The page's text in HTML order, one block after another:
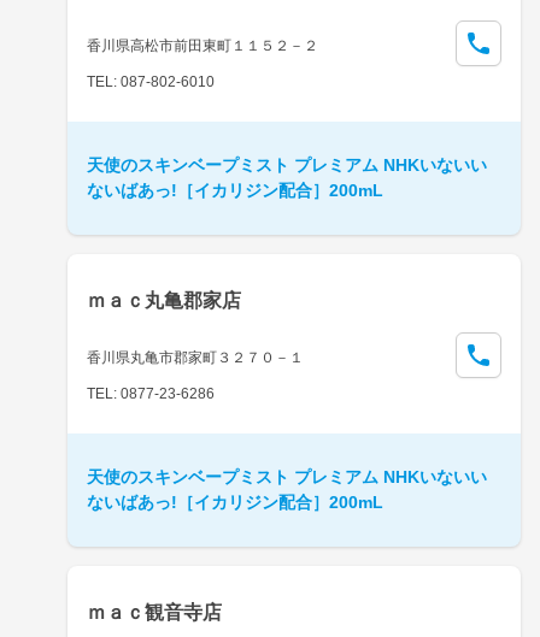
香川県高松市前田東町１１５２－２
TEL: 087-802-6010
天使のスキンベープミスト プレミアム NHKいないい
ないばあっ!［イカリジン配合］200mL
ｍａｃ丸亀郡家店
香川県丸亀市郡家町３２７０－１
TEL: 0877-23-6286
天使のスキンベープミスト プレミアム NHKいないい
ないばあっ!［イカリジン配合］200mL
ｍａｃ観音寺店